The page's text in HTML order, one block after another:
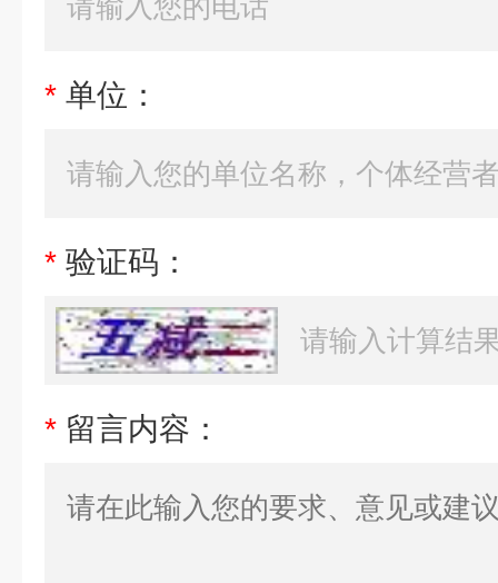
* 单位：
* 验证码：
* 留言内容：